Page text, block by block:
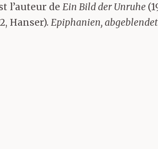
l’auteur de Ein Bild der Unruhe
Hanser). Epiphanien, abgeblendet